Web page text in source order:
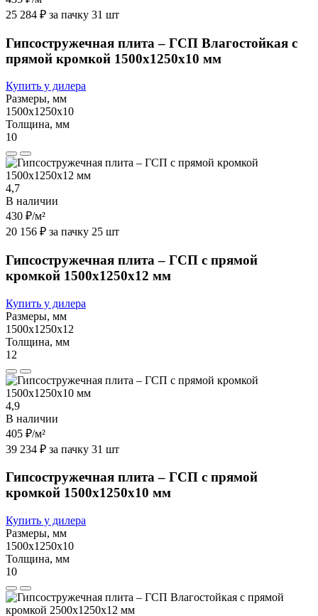
25 284 ₽ за пачку 31 шт
Гипсостружечная плита – ГСП Влагостойкая с
прямой кромкой 1500х1250х10 мм
Купить у дилера
Размеры, мм
1500х1250х10
Толщина, мм
10
4,7
В наличии
430 ₽/м²
20 156 ₽ за пачку 25 шт
Гипсостружечная плита – ГСП с прямой
кромкой 1500х1250х12 мм
Купить у дилера
Размеры, мм
1500х1250х12
Толщина, мм
12
4,9
В наличии
405 ₽/м²
39 234 ₽ за пачку 31 шт
Гипсостружечная плита – ГСП с прямой
кромкой 1500х1250х10 мм
Купить у дилера
Размеры, мм
1500х1250х10
Толщина, мм
10